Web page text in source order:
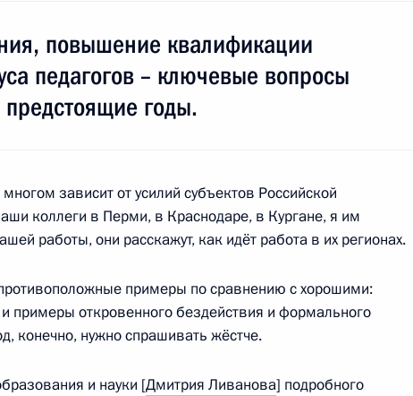
«Победа»
совещания с членами
повышение квалификации
педагогов – ключевые вопросы
годы.
зависит от усилий субъектов Российской
коллеги в Перми, в Краснодаре, в Кургане, я им
работы, они расскажут, как идёт работа в их регионах.
примеры по сравнению с хорошими:
и примеры откровенного бездействия и формального
конечно, нужно спрашивать жёстче.
и науки [Дмитрия Ливанова] подробного